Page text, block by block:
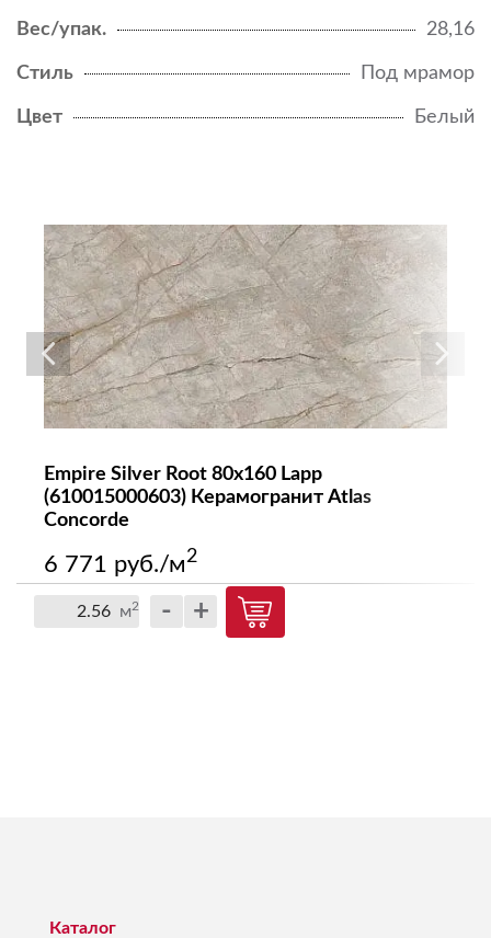
Вес/упак. 28,16
Стиль Под мрамор
Цвет Белый
Empire Silver Root 80x160 Lapp
(610015000603) Керамогранит Atlas
Concorde
6 771 руб./м2
м2 - +
Каталог